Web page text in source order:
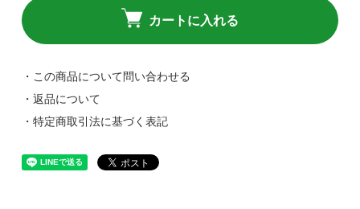
カートに入れる
・この商品について問い合わせる
・返品について
・特定商取引法に基づく表記